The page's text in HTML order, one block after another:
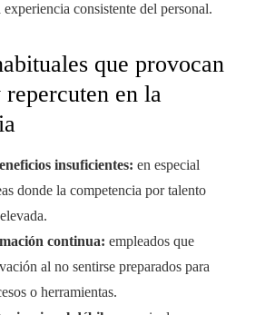
consistente del personal.
que provocan
en la
insuficientes: en especial
donde la competencia por talento
continua: empleados que
al no sentirse preparados para
o herramientas.